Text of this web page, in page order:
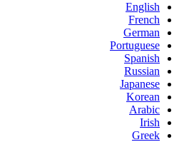
English
French
German
Portuguese
Spanish
Russian
Japanese
Korean
Arabic
Irish
Greek